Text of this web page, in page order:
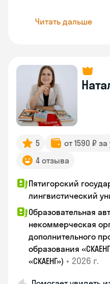
Читать дальше
5 от 1590 ₽
4 отзыва
Пятигорский
лингвистический
Образовательная
некоммерческая
дополнительного
образования
«СКАЕНГ») • 2026 г.